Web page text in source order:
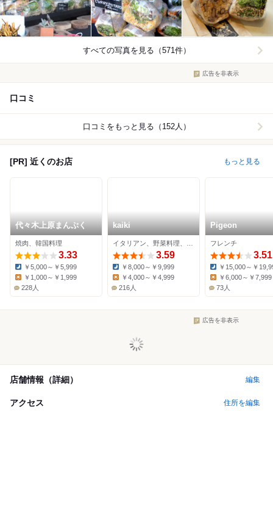
すべての写真を見る（571件）
広告を非表示
口コミ
口コミをもっと見る（152人）
[PR] 近くのお店 もっと見る
代々木上原まんぷく
焼肉、韓国料理
3.33
Dinner:
￥5,000～￥5,999
￥1,000～￥1,999
228人
kaiki
3.59
Dinner:
￥8,000～￥9,999
￥4,000～￥4,999
216人
Pigeon
フレンチ
3.51
Dinner:
￥15,000～￥
Lunch:
￥6,000～￥7,999
73人
広告を非表示
店舗情報（詳細） 編集
アクセス 住所を編集